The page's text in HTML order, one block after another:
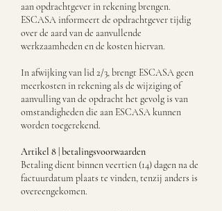
aan opdrachtgever in rekening brengen.
ESCASA informeert de opdrachtgever tijdig
over de aard van de aanvullende
werkzaamheden en de kosten hiervan.
In afwijking van lid 2/3, brengt ESCASA geen
meerkosten in rekening als de wijziging of
aanvulling van de opdracht het gevolg is van
omstandigheden die aan ESCASA kunnen
worden toegerekend.
Artikel 8 | betalingsvoorwaarden
Betaling dient binnen veertien (14) dagen na de
factuurdatum plaats te vinden, tenzij anders is
overeengekomen.